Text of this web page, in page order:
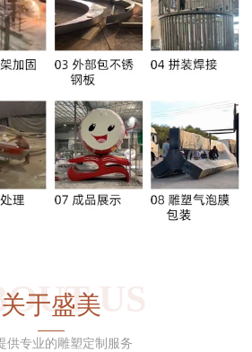
关于盛美
供专业的雕塑定制服务
US